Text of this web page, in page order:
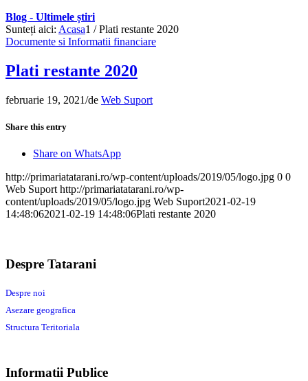
Blog - Ultimele știri
Sunteți aici: Acasa1 / Plati restante 2020
Documente si Informatii financiare
Plati restante 2020
februarie 19, 2021/de Web Suport
Share this entry
Share on WhatsApp
http://primariatatarani.ro/wp-content/uploads/2019/05/logo.jpg 0 0
Web Suport http://primariatatarani.ro/wp-
content/uploads/2019/05/logo.jpg Web Suport2021-02-19
14:48:062021-02-19 14:48:06Plati restante 2020
Despre Tatarani
Despre noi
Asezare geografica
Structura Teritoriala
Informatii Publice